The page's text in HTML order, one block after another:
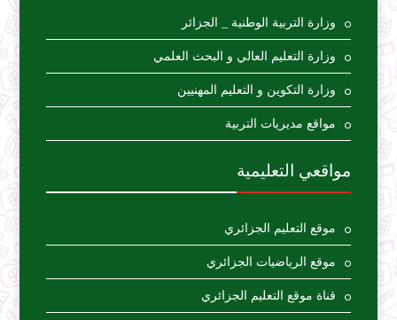
وزارة التربية الوطنية _ الجزائر
وزارة التعليم العالي و البحث العلمي
وزارة التكوين و التعليم المهنيين
مواقع مديريات التربية
مواقعي التعليمية
موقع التعليم الجزائري
موقع الرياضيات الجزائري
قناة موقع التعليم الجزائري